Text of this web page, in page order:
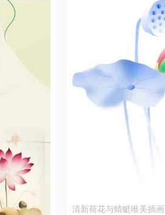
清新荷花与蜻蜓唯美插